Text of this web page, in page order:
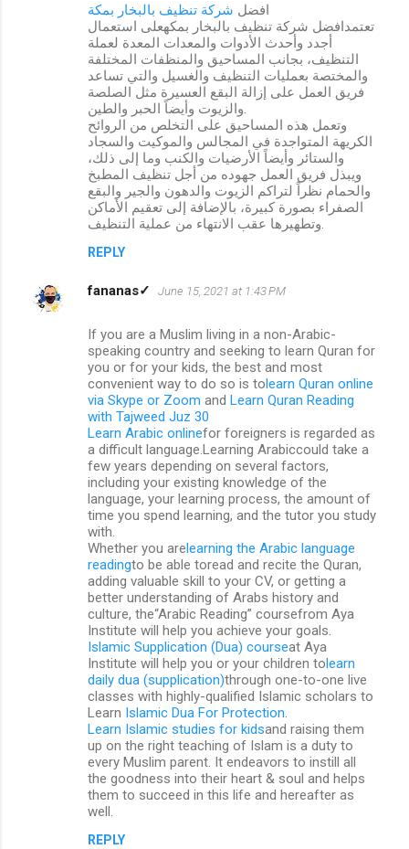
افضل شركة تنظيف بالبخار بمكة
تعتمدافضل شركة تنظيف بالبخار بمكهعلى استعمال
أجدد وأحدث الأدوات والمعدات المعدة لعملة
التنظيف، بجانب المساحيق والمنظفات المختلفة
والمختصة بعمليات التنظيف والغسيل والتي تساعد
فريق العمل على إزالة البقع العسيرة مثل الصلصة
وتعمل هذه المساحيق على التخلص من الروائح
الكريهة المتواجدة في المجالس والموكيت والسجاد
والستائر وأيضاً الأرضيات والكنب وما إلى ذلك،
ويبذل فريق العمل جهوده من أجل تنظيف المطبخ
والحمام نظراً لتراكم الزيوت والدهون والجير والبقع
الصفراء بصورة كبيرة، بالإضافة إلى تعقيم الأماكن
REPLY
fananas✓ June 15, 2021 at 1:43 PM
If you are a Muslim living in a non-Arabic-
speaking country and seeking to learn Quran for
you or for your kids, the best and most
convenient way to do so is tolearn Quran online
via Skype or Zoom and Learn Quran Reading
with Tajweed Juz 30
Learn Arabic onlinefor foreigners is regarded as
a difficult language.Learning Arabiccould take a
few years depending on several factors,
including your existing knowledge of the
language, your learning process, the amount of
time you spend learning, and the tutor you study
with.
Whether you arelearning the Arabic language
readingto be able toread and recite the Quran,
adding valuable skill to your CV, or getting a
better understanding of Arabs history and
culture, the“Arabic Reading” coursefrom Aya
Institute will help you achieve your goals.
Islamic Supplication (Dua) courseat Aya
Institute will help you or your children tolearn
daily dua (supplication)through one-to-one live
classes with highly-qualified Islamic scholars to
Learn Islamic Dua For Protection
Learn Islamic studies for kidsand raising them
up on the right teaching of Islam is a duty to
every Muslim parent. It endeavors to instill all
the goodness into their heart & soul and helps
them to succeed in this life and hereafter as
well.
REPLY